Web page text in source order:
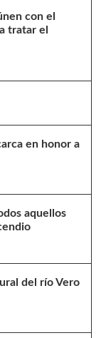
con el
tratar el
en honor a
aquellos
del río Vero